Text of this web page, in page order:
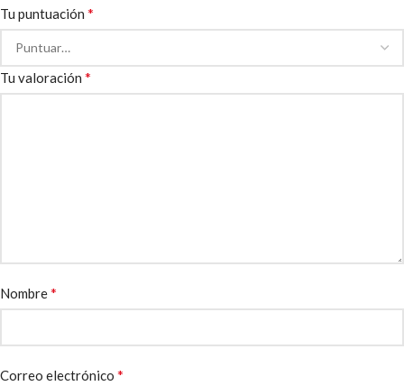
Tu puntuación *
Tu valoración *
Nombre*
Correo electrónico *